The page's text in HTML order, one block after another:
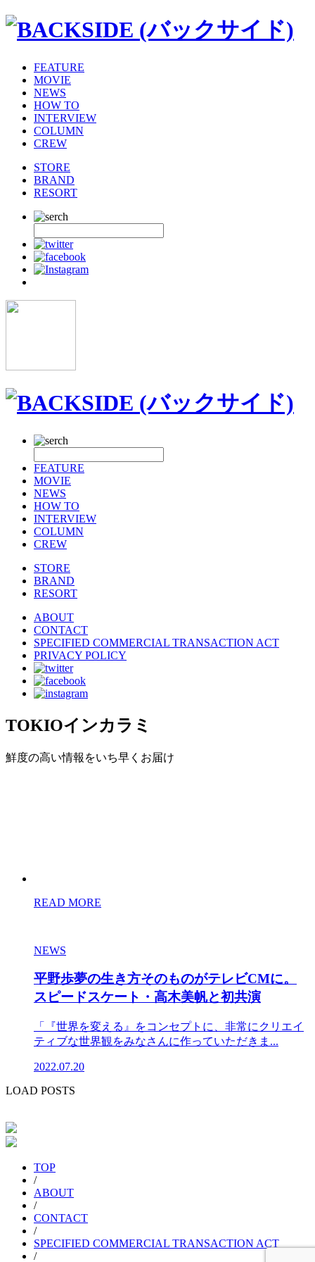
FEATURE
MOVIE
NEWS
HOW TO
INTERVIEW
COLUMN
CREW
STORE
BRAND
RESORT
FEATURE
MOVIE
NEWS
HOW TO
INTERVIEW
COLUMN
CREW
STORE
BRAND
RESORT
ABOUT
CONTACT
SPECIFIED COMMERCIAL TRANSACTION ACT
PRIVACY POLICY
TOKIOインカラミ
鮮度の高い情報をいち早くお届け
READ MORE
NEWS
平野歩夢の生き方そのものがテレビCMに。
スピードスケート・高木美帆と初共演
「『世界を変える』をコンセプトに、非常にクリエイ
ティブな世界観をみなさんに作っていただきま...
2022.07.20
LOAD POSTS
TOP
/
ABOUT
/
CONTACT
/
SPECIFIED COMMERCIAL TRANSACTION ACT
/